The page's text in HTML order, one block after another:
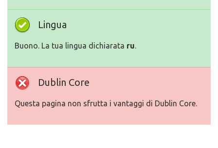
Lingua
Buono. La tua lingua dichiarata ru.
Dublin Core
Questa pagina non sfrutta i vantaggi di Dublin Core.